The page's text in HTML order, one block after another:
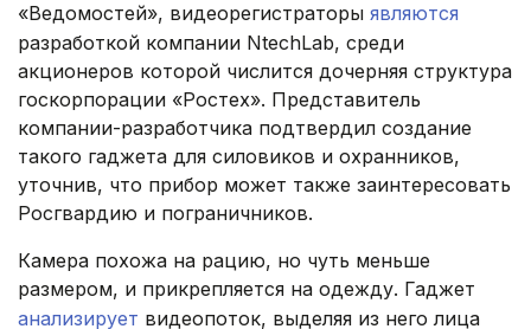
«Ведомостей», видеорегистраторы являются
разработкой компании NtechLab, среди
акционеров которой числится дочерняя структура
госкорпорации «Ростех». Представитель
компании-разработчика подтвердил создание
такого гаджета для силовиков и охранников,
уточнив, что прибор может также заинтересовать
Росгвардию и пограничников.
Камера похожа на рацию, но чуть меньше
размером, и прикрепляется на одежду. Гаджет
анализирует видеопоток, выделяя из него лица